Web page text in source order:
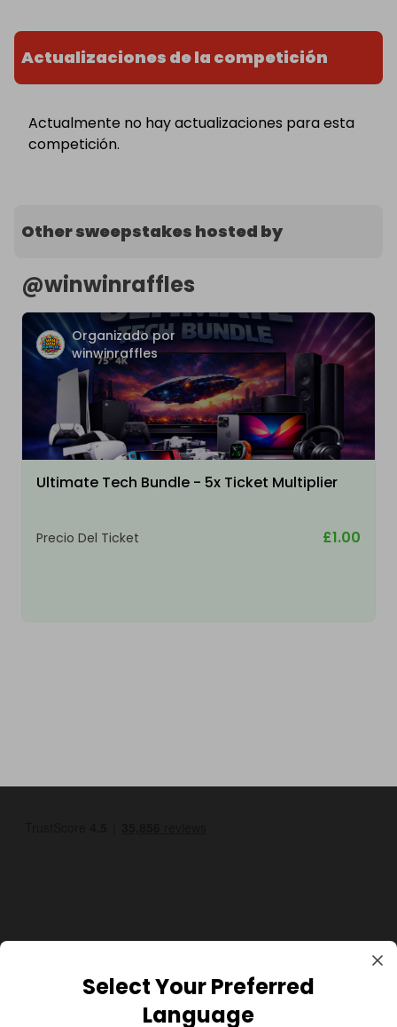
Actualizaciones de la competición
Actualmente no hay actualizaciones para esta
competición.
Other sweepstakes hosted by
@winwinraffles
Organizado por
winwinraffles
Ultimate Tech Bundle - 5x Ticket Multiplier
Precio Del Ticket £1.00
Select Your Preferred
Language